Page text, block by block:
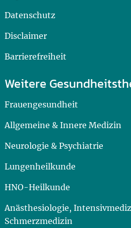
Datenschutz
Disclaimer
Barrierefreiheit
Weitere
Frauengesundheit
Allgemeine & Innere Medizin
Neurologie & Psychiatrie
Lungenheilkunde
HNO-Heilkunde
Anästhesiologie,
Schmerzmedizin